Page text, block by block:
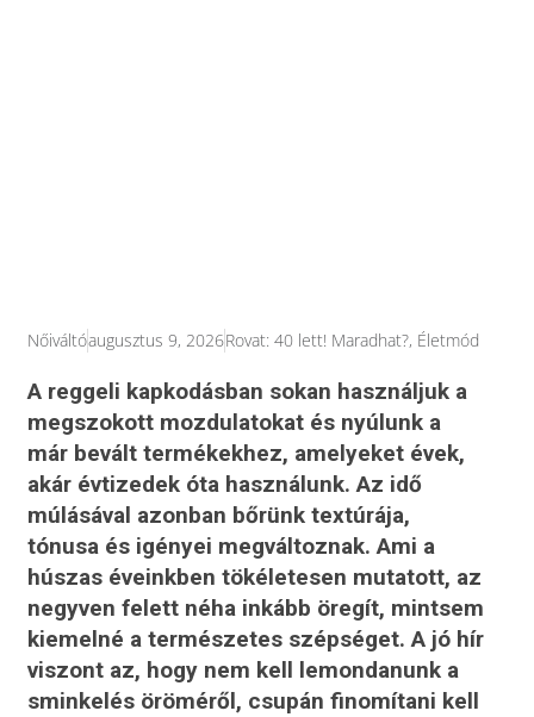
Nőiváltóaugusztus 9, 2026Rovat: 40 lett! Maradhat?, Életmód
A reggeli kapkodásban sokan használjuk a
megszokott mozdulatokat és nyúlunk a
már bevált termékekhez, amelyeket évek,
akár évtizedek óta használunk. Az idő
múlásával azonban bőrünk textúrája,
tónusa és igényei megváltoznak. Ami a
húszas éveinkben tökéletesen mutatott, az
negyven felett néha inkább öregít, mintsem
kiemelné a természetes szépséget. A jó hír
viszont az, hogy nem kell lemondanunk a
sminkelés öröméről, csupán finomítani kell